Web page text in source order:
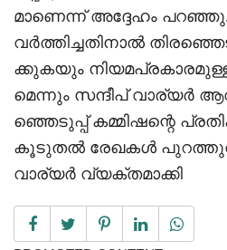
മാണെന്ന് അദ്ദേഹം
വർത്തിച്ചതിനാൽ
ക്കുകയും
മെന്നും സന്ദീപ് വാര്യർ
ഞ്ഞെടുപ്പ് കമ്മിഷന്റെ
കൂടുതൽ രേഖകൾ
വാര്യർ വ്യക്തമാക്കി